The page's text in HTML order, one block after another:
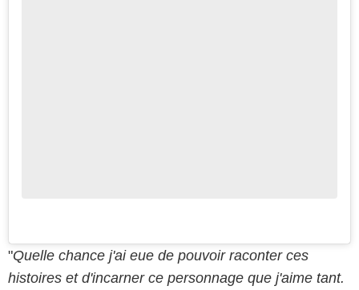
"Quelle chance j'ai eue de pouvoir raconter ces
histoires et d'incarner ce personnage que j'aime tant.